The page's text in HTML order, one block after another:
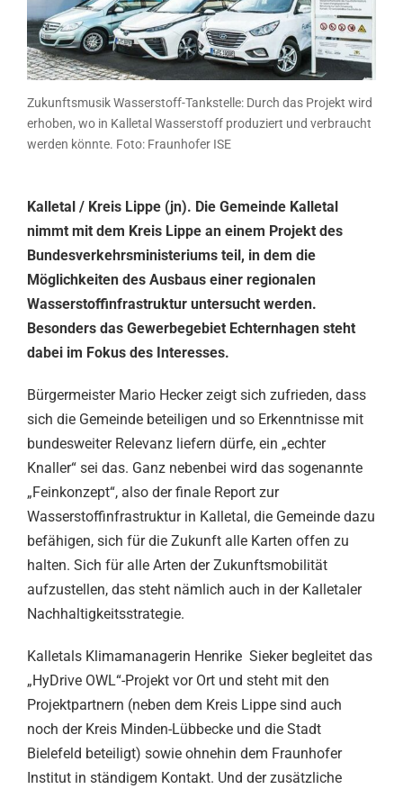
Zukunftsmusik Wasserstoff-Tankstelle: Durch das Projekt wird
erhoben, wo in Kalletal Wasserstoff produziert und verbraucht
werden könnte. Foto: Fraunhofer ISE
Kalletal / Kreis Lippe (jn). Die Gemeinde Kalletal
nimmt mit dem Kreis Lippe an einem Projekt des
Bundesverkehrsministeriums teil, in dem die
Möglichkeiten des Ausbaus einer regionalen
Wasserstoffinfrastruktur untersucht werden.
Besonders das Gewerbegebiet Echternhagen steht
dabei im Fokus des Interesses.
Bürgermeister Mario Hecker zeigt sich zufrieden, dass
sich die Gemeinde beteiligen und so Erkenntnisse mit
bundesweiter Relevanz liefern dürfe, ein „echter
Knaller“ sei das. Ganz nebenbei wird das sogenannte
„Feinkonzept“, also der finale Report zur
Wasserstoffinfrastruktur in Kalletal, die Gemeinde dazu
befähigen, sich für die Zukunft alle Karten offen zu
halten. Sich für alle Arten der Zukunftsmobilität
aufzustellen, das steht nämlich auch in der Kalletaler
Nachhaltigkeitsstrategie.
Kalletals Klimamanagerin Henrike Sieker begleitet das
„HyDrive OWL“-Projekt vor Ort und steht mit den
Projektpartnern (neben dem Kreis Lippe sind auch
noch der Kreis Minden-Lübbecke und die Stadt
Bielefeld beteiligt) sowie ohnehin dem Fraunhofer
Institut in ständigem Kontakt. Und der zusätzliche